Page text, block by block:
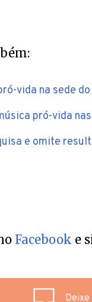
vida na sede
pró-vida
e omite
Facebook e
Deixe